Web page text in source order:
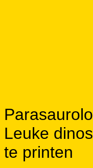
Leuke
te printen